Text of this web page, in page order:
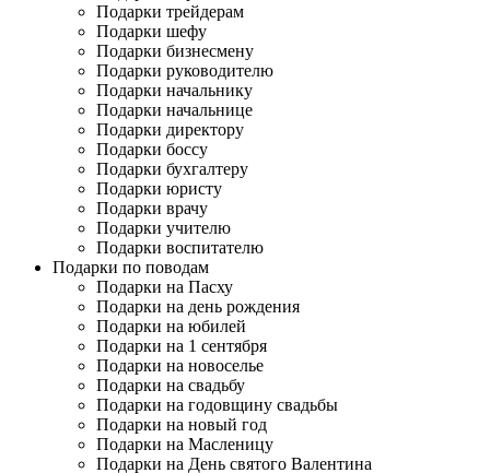
Подарки трейдерам
Подарки шефу
Подарки бизнесмену
Подарки руководителю
Подарки начальнику
Подарки начальнице
Подарки директору
Подарки боссу
Подарки бухгалтеру
Подарки юристу
Подарки врачу
Подарки учителю
Подарки воспитателю
Подарки по поводам
Подарки на Пасху
Подарки на день рождения
Подарки на юбилей
Подарки на 1 сентября
Подарки на новоселье
Подарки на свадьбу
Подарки на годовщину свадьбы
Подарки на новый год
Подарки на Масленицу
Подарки на День святого Валентина